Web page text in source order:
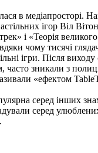
в медіапросторі.
ігор Віл
і «Теорія
чому тисячі
ігри. Після виходу
часто зникали з
«ефектом
серед інших
серед